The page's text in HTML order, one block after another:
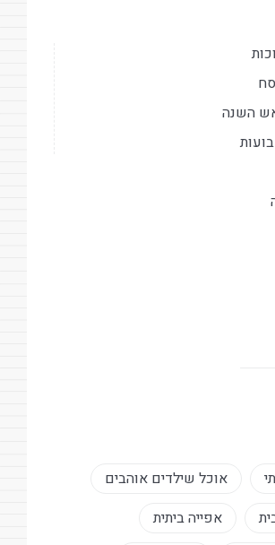
השנה
אוכל שילדים אוהבים
אפייה ביתית